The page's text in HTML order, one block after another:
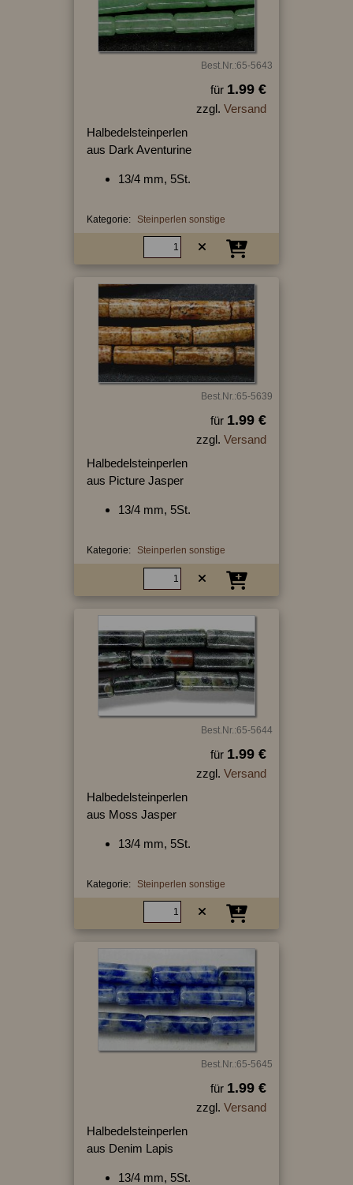
Best.Nr.:65-5643
für 1.99 €
zzgl. Versand
Halbedelsteinperlen
aus Dark Aventurine
13/4 mm, 5St.
Kategorie: Steinperlen sonstige
Best.Nr.:65-5639
für 1.99 €
zzgl. Versand
Halbedelsteinperlen
aus Picture Jasper
13/4 mm, 5St.
Kategorie: Steinperlen sonstige
Best.Nr.:65-5644
für 1.99 €
zzgl. Versand
Halbedelsteinperlen
aus Moss Jasper
13/4 mm, 5St.
Kategorie: Steinperlen sonstige
Best.Nr.:65-5645
für 1.99 €
zzgl. Versand
Halbedelsteinperlen
aus Denim Lapis
13/4 mm, 5St.